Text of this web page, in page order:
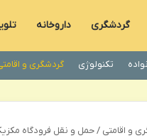
گردشگری داروخانه
تکنولوژی گردشگری و
و اقامتی / حمل و نقل فرودگاه